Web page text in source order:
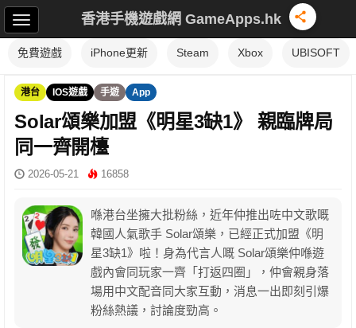
香港手機遊戲網 GameApps.hk
免費遊戲 iPhone更新 Steam Xbox UBISOFT
港台 IOS遊戲 手遊 App
Solar頌樂加盟《明星3缺1》 親臨牌局
同一齊開檯
2026-05-21 16858
喺港台坐擁大批粉絲，近年仲推出咗中文歌嘅
韓國人氣歌手 Solar頌樂，已經正式加盟《明
星3缺1》啦！身為代言人嘅 Solar頌樂仲喺遊
戲內會同玩家一齊「打返四圈」，仲會親身落
場用中文配音同大家互動，消息一出即刻引爆
粉絲熱議，討論度勁高。